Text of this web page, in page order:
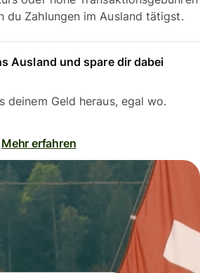
du Zahlungen im Ausland tätigst.
Ausland und spare dir dabei
deinem Geld heraus, egal wo.
Mehr erfahren